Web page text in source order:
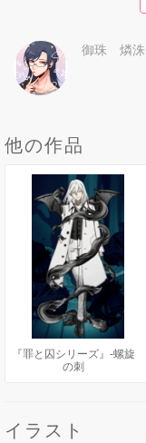
御珠 燐洙
他の作品
『罪と囚シリーズ』-螺旋
の刺
イラスト